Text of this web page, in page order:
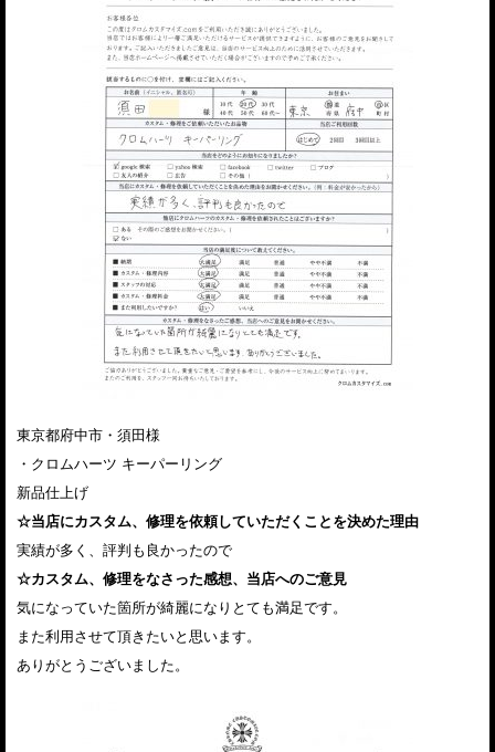
東京都府中市・須田様
・クロムハーツ キーパーリング
新品仕上げ
☆当店にカスタム、修理を依頼していただくことを決めた理由
実績が多く、評判も良かったので
☆カスタム、修理をなさった感想、当店へのご意見
気になっていた箇所が綺麗になりとても満足です。
また利用させて頂きたいと思います。
ありがとうございました。